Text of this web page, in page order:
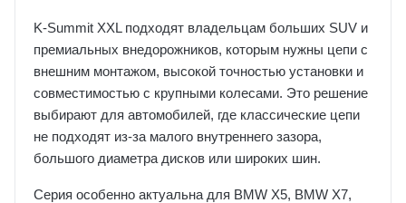
K-Summit XXL подходят владельцам больших SUV и
премиальных внедорожников, которым нужны цепи с
внешним монтажом, высокой точностью установки и
совместимостью с крупными колесами. Это решение
выбирают для автомобилей, где классические цепи
не подходят из-за малого внутреннего зазора,
большого диаметра дисков или широких шин.
Серия особенно актуальна для BMW X5, BMW X7,